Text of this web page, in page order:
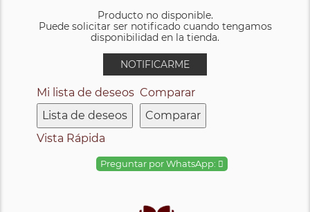
Producto no disponible.
Puede solicitar ser notificado cuando tengamos
disponibilidad en la tienda.
NOTIFICARME
Mi lista de deseos
Lista de deseos
Comparar
Comparar
Vista Rápida
Preguntar por WhatsApp: